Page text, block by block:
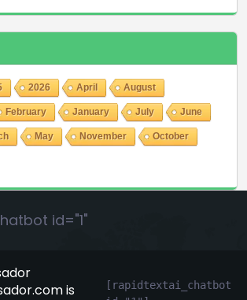
2026 April August
February January July June
May November October
id="1"
is
[rapidtextai_chatbot